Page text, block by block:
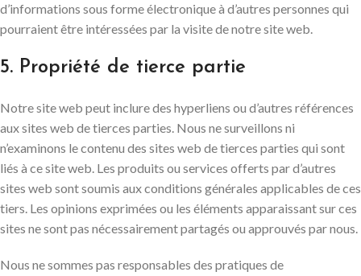
d’informations sous forme électronique à d’autres personnes qui
pourraient être intéressées par la visite de notre site web.
5. Propriété de tierce partie
Notre site web peut inclure des hyperliens ou d’autres références
aux sites web de tierces parties. Nous ne surveillons ni
n’examinons le contenu des sites web de tierces parties qui sont
liés à ce site web. Les produits ou services offerts par d’autres
sites web sont soumis aux conditions générales applicables de ces
tiers. Les opinions exprimées ou les éléments apparaissant sur ces
sites ne sont pas nécessairement partagés ou approuvés par nous.
Nous ne sommes pas responsables des pratiques de